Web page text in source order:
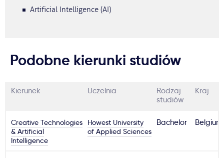
Artificial Intelligence (AI)
Podobne kierunki studiów
Kierunek Uczelnia
Rodzaj
studiów
Kraj
Creative Technologies
& Artificial
Intelligence
Howest University
of Applied Sciences
Bachelor Belgium